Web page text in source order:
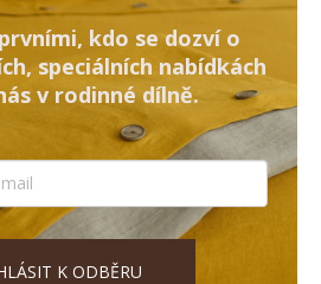
kdo se dozví o
speciálních nabídkách
v rodinné dílně.
K ODBĚRU